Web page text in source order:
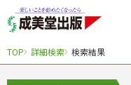
TOP 詳細検索 検索結果